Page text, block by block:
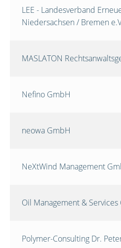
LEE - Landesverband
Niedersachsen / Bremen
MASLATON
Nefino GmbH
neowa GmbH
NeXtWind Management
Oil Management & Services
Polymer-Consulting Dr.